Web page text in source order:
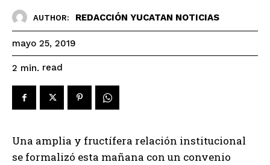
AUTHOR: REDACCIÓN YUCATAN NOTICIAS
mayo 25, 2019
2 min. read
Una amplia y fructífera relación institucional
se formalizó esta mañana con un convenio